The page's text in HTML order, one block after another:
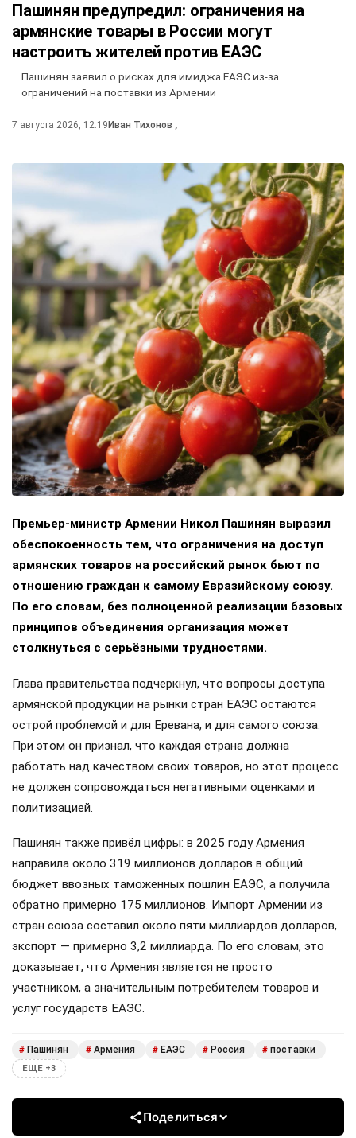
Пашинян предупредил: ограничения на
армянские товары в России могут
настроить жителей против ЕАЭС
Пашинян заявил о рисках для имиджа ЕАЭС из-за
ограничений на поставки из Армении
7 августа 2026, 12:19 Иван Тихонов ,
Премьер-министр Армении Никол Пашинян выразил
обеспокоенность тем, что ограничения на доступ
армянских товаров на российский рынок бьют по
отношению граждан к самому Евразийскому союзу.
По его словам, без полноценной реализации базовых
принципов объединения организация может
столкнуться с серьёзными трудностями.
Глава правительства подчеркнул, что вопросы доступа
армянской продукции на рынки стран ЕАЭС остаются
острой проблемой и для Еревана, и для самого союза.
При этом он признал, что каждая страна должна
работать над качеством своих товаров, но этот процесс
не должен сопровождаться негативными оценками и
политизацией.
Пашинян также привёл цифры: в 2025 году Армения
направила около 319 миллионов долларов в общий
бюджет ввозных таможенных пошлин ЕАЭС, а получила
обратно примерно 175 миллионов. Импорт Армении из
стран союза составил около пяти миллиардов долларов,
экспорт — примерно 3,2 миллиарда. По его словам, это
доказывает, что Армения является не просто
участником, а значительным потребителем товаров и
услуг государств ЕАЭС.
# Пашинян # Армения # ЕАЭС # Россия # поставки
ЕЩЕ +3
Поделиться